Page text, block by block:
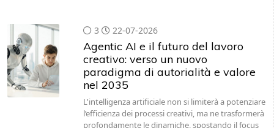
3 22-07-2026
Agentic AI e il futuro del lavoro
creativo: verso un nuovo
paradigma di autorialità e valore
nel 2035
L'intelligenza artificiale non si limiterà a potenziare
l’efficienza dei processi creativi, ma ne trasformerà
profondamente le dinamiche, spostando il focus